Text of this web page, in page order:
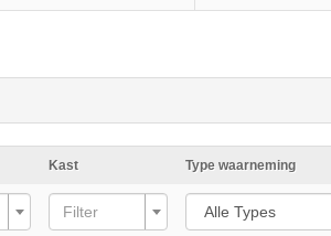
Kast Type waarneming
Filter